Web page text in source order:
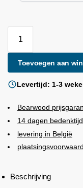
Toevoegen aan
Levertijd: 1-3
Bearwood
14 dagen bedenktijd
levering in België
Beschrijving